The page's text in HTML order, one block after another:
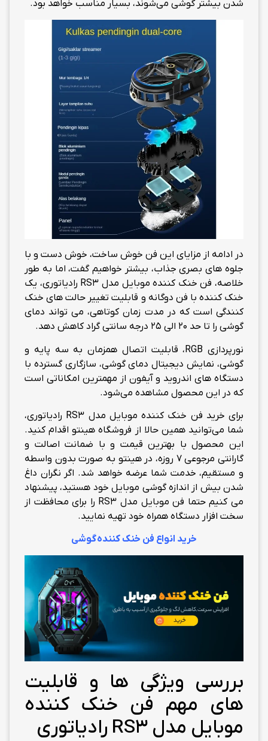
شدن بیشتر گوشی می‌شوند، بسیار مناسب خواهد بود.
در ادامه از مزایای این فن خوش ساخت، خوش دست و با
جلوه های بصری جذاب، بیشتر خواهیم گفت، اما به طور
خلاصه، فن خنک کننده موبایل مدل RS3 رادیاتوری، یک
خنک کننده با فن دوگانه و قابلیت تغییر حالت های خنک
کنندگی است که در مدت زمان کوتاهی، می تواند دمای
گوشی را تا حد 20 الی 25 درجه سانتی گراد کاهش دهد.
نورپردازی RGB، قابلیت اتصال همزمان به سه پایه و
گوشی، نمایش دیجیتال دمای گوشی، سازگاری گسترده با
دستگاه های اندروید و آیفون از مهمترین امکاناتی است
که در این محصول مشاهده می‌شود.
برای خرید فن خنک کننده موبایل مدل RS3 رادیاتوری،
شما می‌توانید همین حالا از فروشگاه هینتو اقدام کنید.
این محصول با بهترین قیمت و با ضمانت اصالت و
گارانتی مرجوعی 7 روزه، در هینتو به صورت بدون واسطه
و مستقیم، خدمت شما عرضه خواهد شد. اگر نگران داغ
شدن بیش از اندازه گوشی موبایل خود هستید، پیشنهاد
می کنیم حتما فن موبایل مدل RS3 را برای محافظت از
سخت افزار دستگاه همراه خود تهیه نمایید.
خرید انواع فن خنک کننده گوشی
بررسی ویژگی ها و قابلیت
های مهم فن خنک کننده
موبایل مدل RS3 رادیاتوری